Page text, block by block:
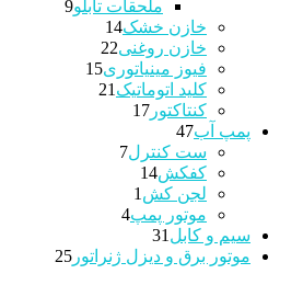
ملحقات تابلو9
خازن خشک14
محصولات
خازن روغنی22
محصولاتفیوز مینیاتوری15
کلید اتوماتیک 21
کنتاکتور 17
پمپ آب47
47
محصولات
ست کنترل7
کفکش14
محصولات لجن کش 1
محصولاتموتور پمپ4
4
سیم و کابل 31
محصولات
موتور برق و دیزل ژنراتور 25